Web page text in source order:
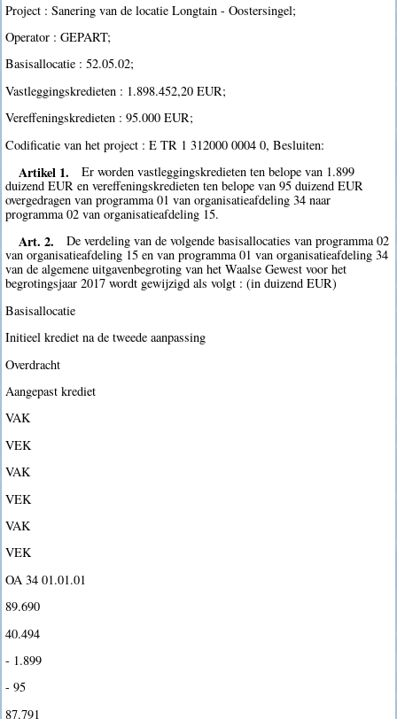
Project : Sanering van de locatie Longtain - Oostersingel;
Operator : GEPART;
Basisallocatie : 52.05.02;
Vastleggingskredieten : 1.898.452,20 EUR;
Vereffeningskredieten : 95.000 EUR;
Codificatie van het project : E TR 1 312000 0004 0, Besluiten:
Artikel 1.
Er worden vastleggingskredieten ten belope van 1.899
duizend EUR en vereffeningskredieten ten belope van 95 duizend EUR
overgedragen van programma 01 van organisatieafdeling 34 naar
programma 02 van organisatieafdeling 15.
Art. 2.
De verdeling van de volgende basisallocaties van programma 02
van organisatieafdeling 15 en van programma 01 van organisatieafdeling 34
van de algemene uitgavenbegroting van het Waalse Gewest voor het
begrotingsjaar 2017 wordt gewijzigd als volgt : (in duizend EUR)
Basisallocatie
Initieel krediet na de tweede aanpassing
Overdracht
Aangepast krediet
VAK
VEK
VAK
VEK
VAK
VEK
OA 34 01.01.01
89.690
40.494
- 1.899
- 95
87.791